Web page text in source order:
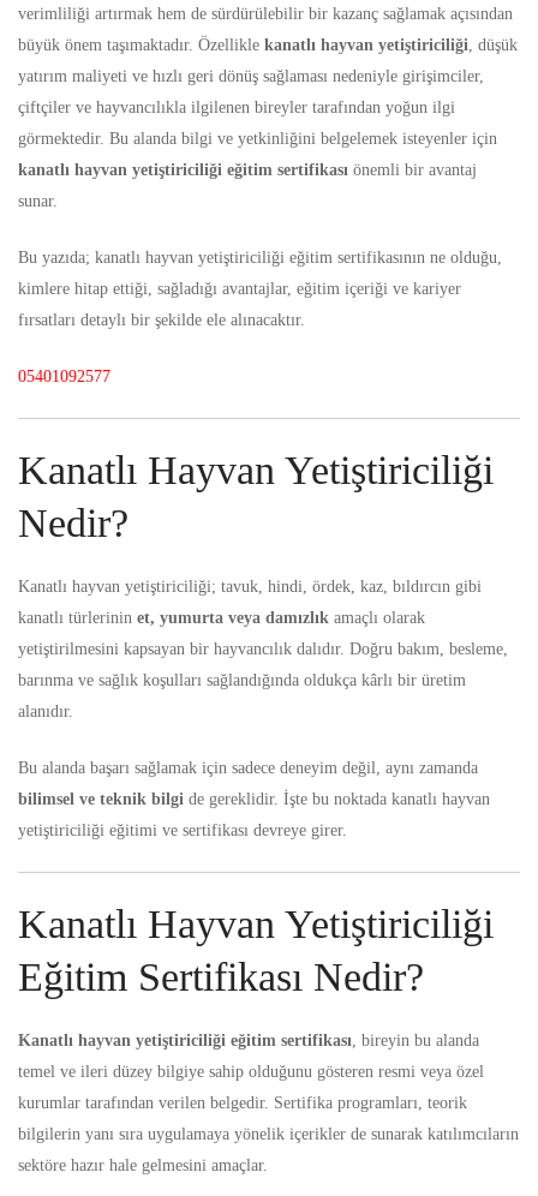
verimliliği artırmak hem de sürdürülebilir bir kazanç sağlamak açısından
büyük önem taşımaktadır. Özellikle kanatlı hayvan yetiştiriciliği, düşük
yatırım maliyeti ve hızlı geri dönüş sağlaması nedeniyle girişimciler,
çiftçiler ve hayvancılıkla ilgilenen bireyler tarafından yoğun ilgi
görmektedir. Bu alanda bilgi ve yetkinliğini belgelemek isteyenler için
kanatlı hayvan yetiştiriciliği eğitim sertifikası önemli bir avantaj
sunar.
Bu yazıda; kanatlı hayvan yetiştiriciliği eğitim sertifikasının ne olduğu,
kimlere hitap ettiği, sağladığı avantajlar, eğitim içeriği ve kariyer
fırsatları detaylı bir şekilde ele alınacaktır.
05401092577
Kanatlı Hayvan Yetiştiriciliği
Nedir?
Kanatlı hayvan yetiştiriciliği; tavuk, hindi, ördek, kaz, bıldırcın gibi
kanatlı türlerinin et, yumurta veya damızlık amaçlı olarak
yetiştirilmesini kapsayan bir hayvancılık dalıdır. Doğru bakım, besleme,
barınma ve sağlık koşulları sağlandığında oldukça kârlı bir üretim
alanıdır.
Bu alanda başarı sağlamak için sadece deneyim değil, aynı zamanda
bilimsel ve teknik bilgi de gereklidir. İşte bu noktada kanatlı hayvan
yetiştiriciliği eğitimi ve sertifikası devreye girer.
Kanatlı Hayvan Yetiştiriciliği
Eğitim Sertifikası Nedir?
Kanatlı hayvan yetiştiriciliği eğitim sertifikası, bireyin bu alanda
temel ve ileri düzey bilgiye sahip olduğunu gösteren resmi veya özel
kurumlar tarafından verilen belgedir. Sertifika programları, teorik
bilgilerin yanı sıra uygulamaya yönelik içerikler de sunarak katılımcıların
sektöre hazır hale gelmesini amaçlar.